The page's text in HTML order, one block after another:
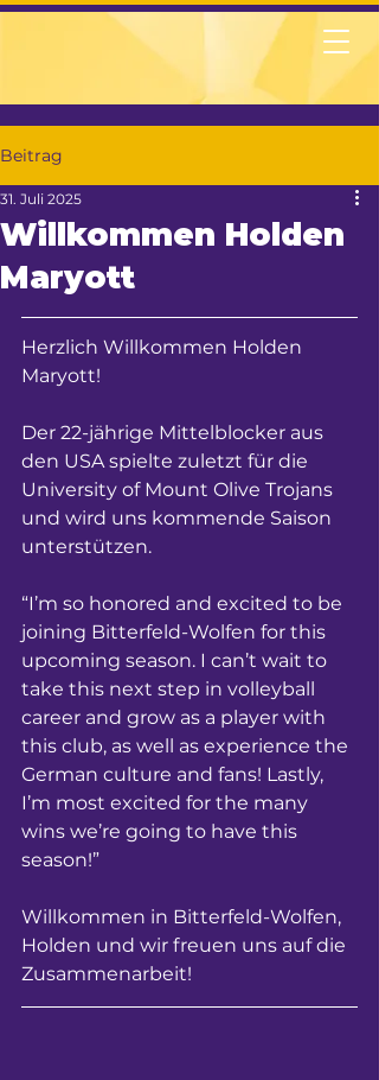
Beitrag
Willkommen Holden
Maryott
31. Juli 2025
Herzlich Willkommen Holden
Maryott!
Der 22-jährige Mittelblocker aus
den USA spielte zuletzt für die
University of Mount Olive Trojans
und wird uns kommende Saison
unterstützen.
“I’m so honored and excited to be
joining Bitterfeld-Wolfen for this
upcoming season. I can’t wait to
take this next step in volleyball
career and grow as a player with
this club, as well as experience the
German culture and fans! Lastly,
I’m most excited for the many
wins we’re going to have this
season!”
Willkommen in Bitterfeld-Wolfen,
Holden und wir freuen uns auf die
Zusammenarbeit!